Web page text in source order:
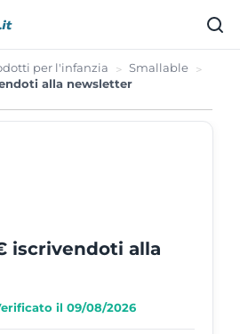
per l'infanzia
Smallable
alla newsletter
il 09/08/2026